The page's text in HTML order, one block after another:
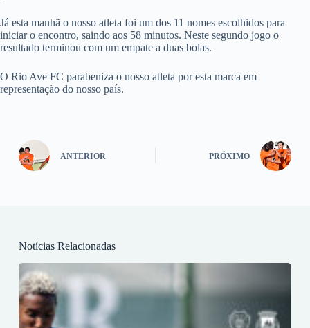
Já esta manhã o nosso atleta foi um dos 11 nomes escolhidos para
iniciar o encontro, saindo aos 58 minutos. Neste segundo jogo o
resultado terminou com um empate a duas bolas.
O Rio Ave FC parabeniza o nosso atleta por esta marca em
representação do nosso país.
ANTERIOR PRÓXIMO
Notícias Relacionadas